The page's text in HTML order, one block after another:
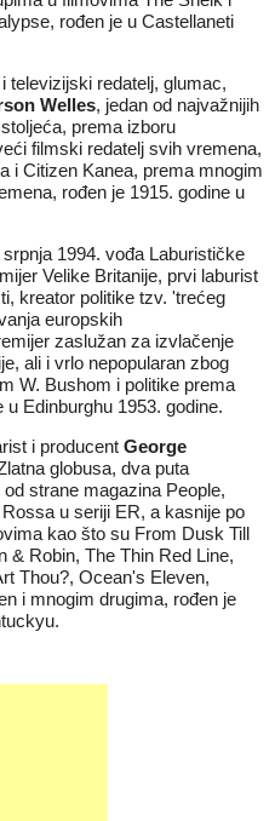
rođen je u Castellaneti
televizijski redatelj, glumac,
Welles, jedan od najvažnijih
prema izboru
filmski redatelj svih vremena,
i Citizen Kanea, prema mnogim
rođen je 1915. godine u
srpnja 1994. vođa Laburističke
Velike Britanije, prvi laburist
kreator politike tzv. 'trećeg
europskih
zaslužan za izvlačenje
ali i vrlo nepopularan zbog
W. Bushom i politike prema
Edinburghu 1953. godine.
i producent George
globusa, dva puta
strane magazina People,
u seriji ER, a kasnije po
kao što su From Dusk Till
& Robin, The Thin Red Line,
Thou?, Ocean's Eleven,
i mnogim drugima, rođen je